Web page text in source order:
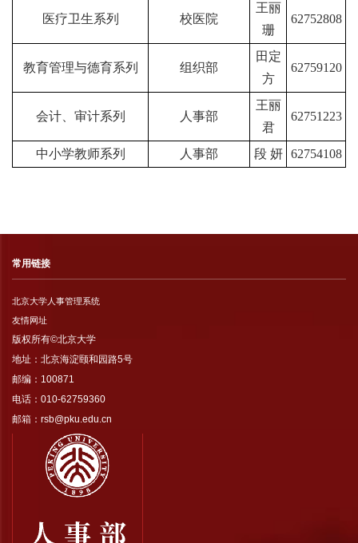
医疗卫生系列 校医院
王丽
珊
62752808
教育管理与德育系列 组织部
田定
方
62759120
会计、审计系列 人事部
王丽
君
62751223
中小学教师系列 人事部 段 妍 62754108
常用链接
北京大学人事管理系统
友情网址
版权所有©北京大学
地址：北京海淀颐和园路5号
邮编：100871
电话：010-62759360
邮箱：rsb@pku.edu.cn